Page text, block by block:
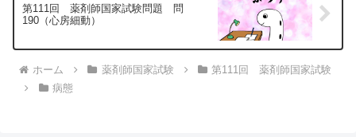
第111回 薬剤師国家試験問題 問
190（心房細動）
ホーム 薬剤師国家試験
第111回 薬剤師国家試験
病態